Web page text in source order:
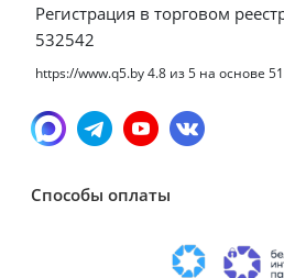
Регистрация в торговом
532542
https://www.q5.by4.8 из5 на основе
Способы оплаты